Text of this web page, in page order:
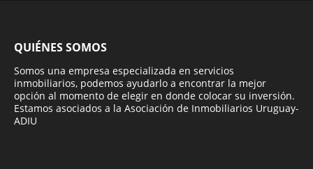
QUIÉNES SOMOS
Somos una empresa especializada en servicios
inmobiliarios, podemos ayudarlo a encontrar la mejor
opción al momento de elegir en donde colocar su inversión.
Estamos asociados a la Asociación de Inmobiliarios Uruguay-
ADIU